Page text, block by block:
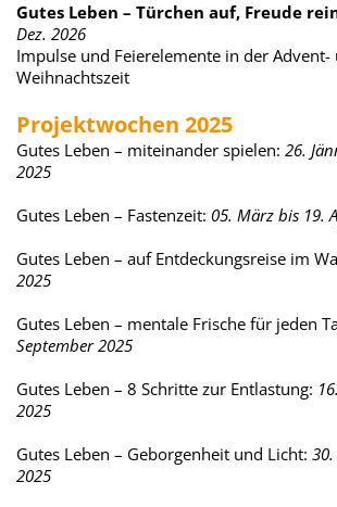
Gutes Leben – Türchen auf, Freude
Dez. 2026
Impulse und Feierelemente in der Advent-
Weihnachtszeit
Projektwochen 2025
Gutes Leben – miteinander spielen: 26.
2025
Gutes Leben – Fastenzeit: 05. März bis 19.
Gutes Leben – auf Entdeckungsreise im
2025
Gutes Leben – mentale Frische für jeden
September 2025
Gutes Leben – 8 Schritte zur Entlastung:
2025
Gutes Leben – Geborgenheit und Licht:
2025